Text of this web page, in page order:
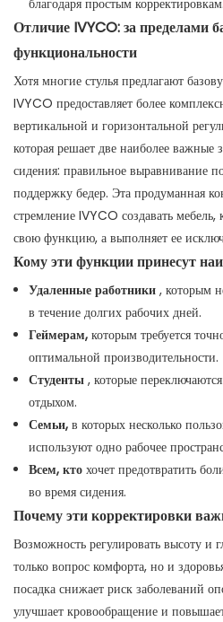
благодаря простым корректировкам.
Отличие IVYCO: за пределами
функциональности
Хотя многие стулья предлагают
IVYCO предоставляет более
вертикальной и горизонтальной
которая решает две наиболее важные
сидения: правильное выравнивание
поддержку бедер. Эта продуманная
стремление IVYCO создавать мебель,
свою функцию, а выполняет ее
Кому эти функции принесут
Удаленные работники, которым
в течение долгих рабочих дней.
Геймерам,которым требуется
оптимальной производительности.
Студенты, которые
отдыхом.
Семьи,в которых несколько
используют одно рабочее
Всем, ктохочет предотвратить
во время сидения.
Почему эти корректировки
Возможность регулировать высоту и
только вопрос комфорта, но и
посадка снижает риск заболеваний
улучшает кровообращение и